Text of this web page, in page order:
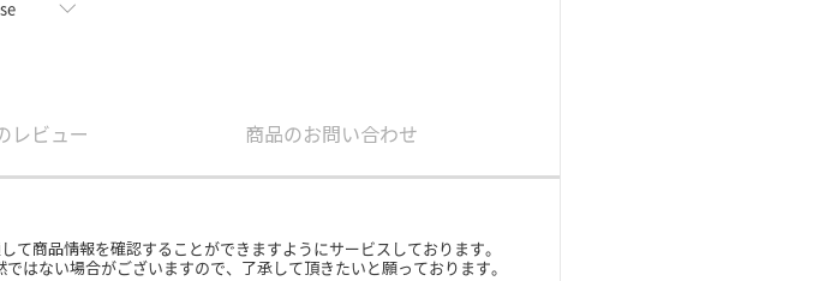
レビュー 商品のお問い合わせ
商品情報を確認することができますようにサービスしております。
はない場合がございますので、了承して頂きたいと願っております。